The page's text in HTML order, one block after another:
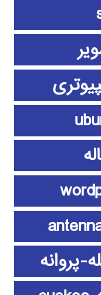
پروانه